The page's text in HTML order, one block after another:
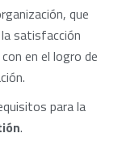
que
satisfacción
en el logro de
para la
.